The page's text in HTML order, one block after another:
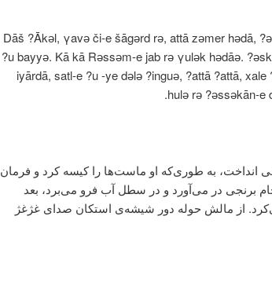
Dāš ?Ākәl, γavә či-e šāgәrd rә, attā zәmer hәdā,
?u bayyә. Kā kā Rәssәm-e jab rә γulәk hәdāә.
iyārdā, satl-e ?u -ye dәlә ?inguә, ?attā ?attā,
hulә rә ?әssәkān-e
انداخت، به طوری‌که او ماست‌ها را کیسه کرد و فرمان
برنجی در می‌آورد و در سطل آب فرو می‌برد، بعد
از مالش حوله دور شیشه‌ی استکان صدای غژ‌غژ